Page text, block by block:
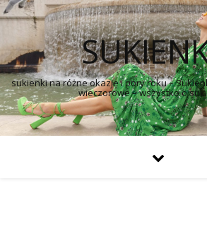
sukienki na różne okazje i pory roku –
wieczorowe – wszystko o